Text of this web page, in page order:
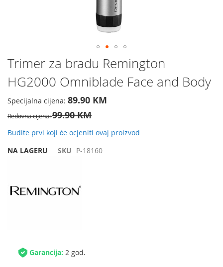
Preskočite
na
početak
galerije
slika
Trimer za bradu Remington
HG2000 Omniblade Face and Body
Specijalna cijena 89.90 KM
Redovna cijena 99.90 KM
Budite prvi koji će ocjeniti ovaj proizvod
NA LAGERU
SKU P-18160
Garancija: 2 god.